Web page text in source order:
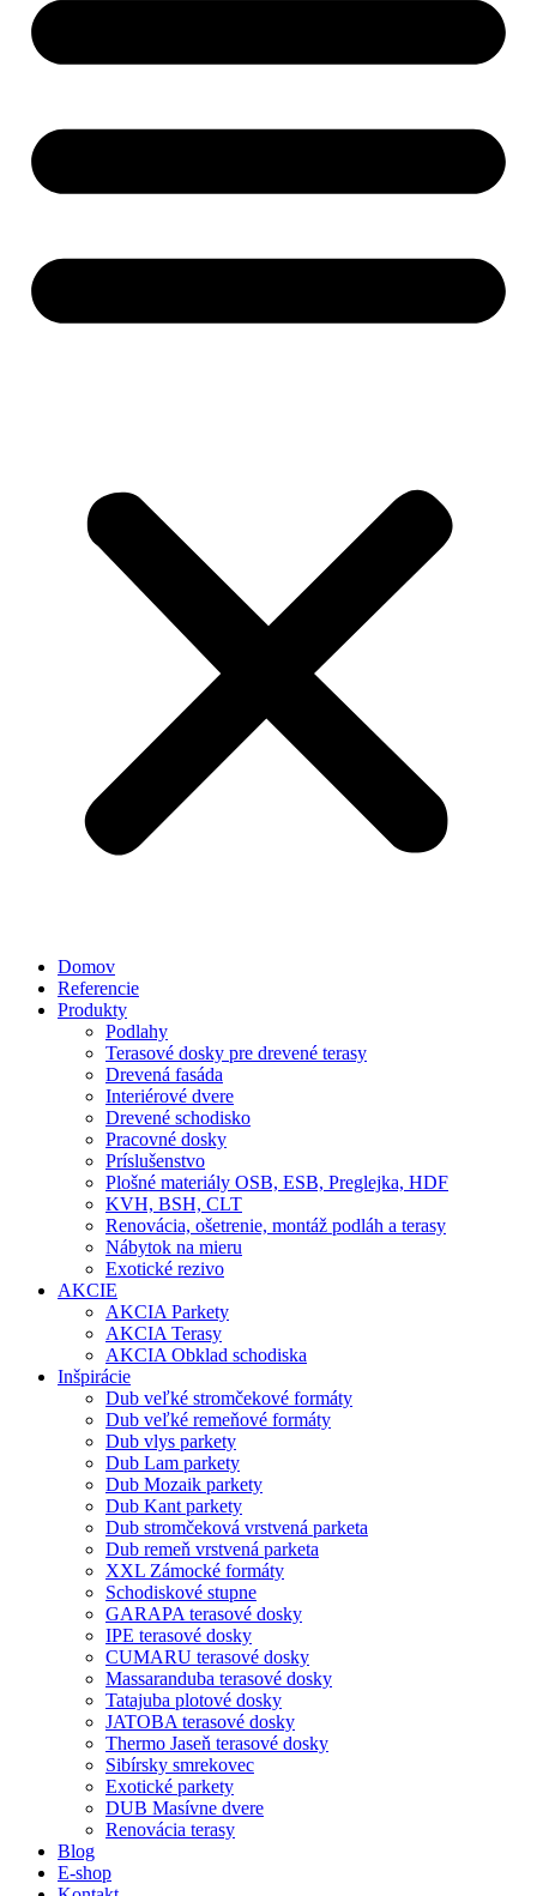
Domov
Referencie
Produkty
Podlahy
Terasové dosky pre drevené terasy
Drevená fasáda
Interiérové dvere
Drevené schodisko
Pracovné dosky
Príslušenstvo
Plošné materiály OSB, ESB, Preglejka, HDF
KVH, BSH, CLT
Renovácia, ošetrenie, montáž podláh a terasy
Nábytok na mieru
Exotické rezivo
AKCIE
AKCIA Parkety
AKCIA Terasy
AKCIA Obklad schodiska
Inšpirácie
Dub veľké stromčekové formáty
Dub veľké remeňové formáty
Dub vlys parkety
Dub Lam parkety
Dub Mozaik parkety
Dub Kant parkety
Dub stromčeková vrstvená parketa
Dub remeň vrstvená parketa
XXL Zámocké formáty
Schodiskové stupne
GARAPA terasové dosky
IPE terasové dosky
CUMARU terasové dosky
Massaranduba terasové dosky
Tatajuba plotové dosky
JATOBA terasové dosky
Thermo Jaseň terasové dosky
Sibírsky smrekovec
Exotické parkety
DUB Masívne dvere
Renovácia terasy
Blog
E-shop